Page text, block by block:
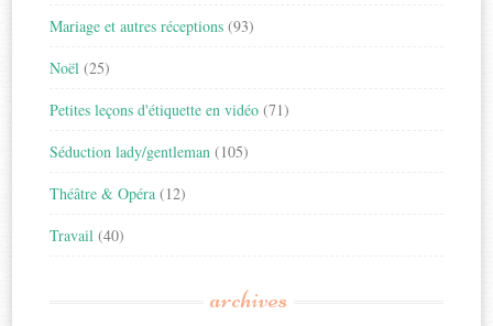
Mariage et autres réceptions (93)
Noël (25)
Petites leçons d'étiquette en vidéo (71)
Séduction lady/gentleman (105)
Théâtre & Opéra (12)
Travail (40)
archives